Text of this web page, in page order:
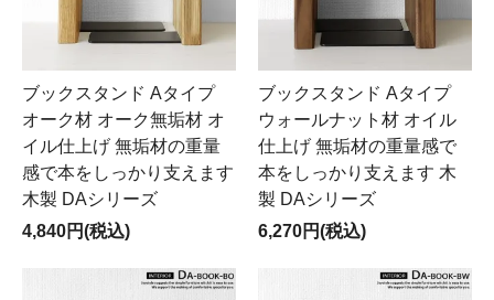
ブックスタンド Aタイプ
オーク材 オーク無垢材 オ
イル仕上げ 無垢材の重量
感で本をしっかり支えます
木製 DAシリーズ
4,840円(税込)
ブックスタンド Aタイプ
ウォールナット材 オイル
仕上げ 無垢材の重量感で
本をしっかり支えます 木
製 DAシリーズ
6,270円(税込)